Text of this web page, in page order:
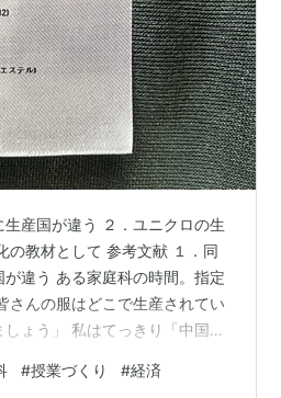
生産国が違う ２．ユニクロの生
の教材として 参考文献 １．同
が違う ある家庭科の時間。指定
さんの服はどこで生産されてい
ょう」 私はてっきり「中国
ージは中国産か～と思ったその
#授業づくり #経済